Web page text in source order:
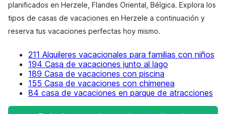
planificados en Herzele, Flandes Oriental, Bélgica. Explora los
tipos de casas de vacaciones en Herzele a continuación y
reserva tus vacaciones perfectas hoy mismo.
211 Alquileres vacacionales para familias con niños
194 Casa de vacaciones junto al lago
189 Casa de vacaciones con piscina
155 Casa de vacaciones con chimenea
84 casa de vacaciones en parque de atracciones